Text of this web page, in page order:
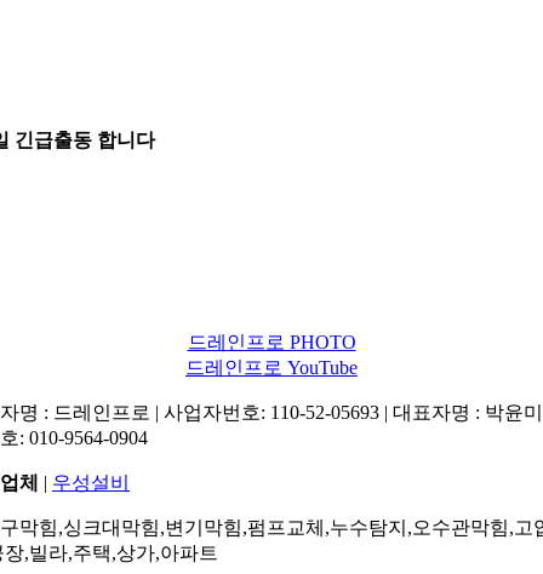
긴급출동 합니다
드레인프로 PHOTO
드레인프로 YouTube
명 : 드레인프로 | 사업자번호: 110-52-05693 | 대표자명 : 박윤
: 010-9564-0904
체 | 우성설비
막힘,싱크대막힘,변기막힘,펌프교체,누수탐지,오수관막힘,고
장,빌라,주택,상가,아파트